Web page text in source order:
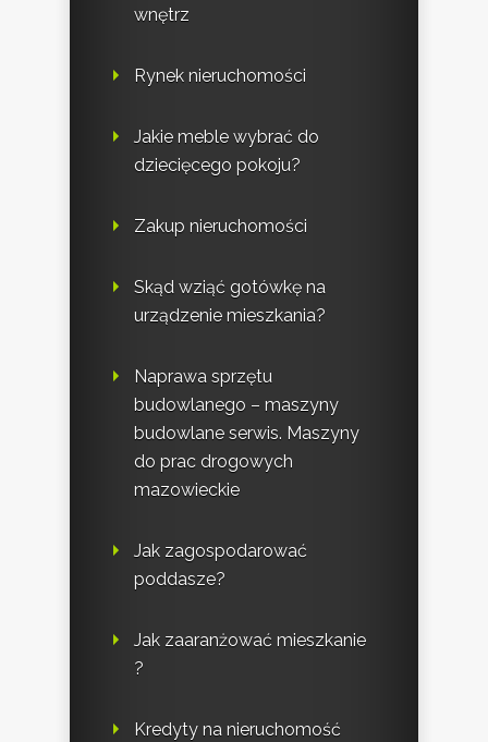
wnętrz
Rynek nieruchomości
Jakie meble wybrać do
dziecięcego pokoju?
Zakup nieruchomości
Skąd wziąć gotówkę na
urządzenie mieszkania?
Naprawa sprzętu
budowlanego – maszyny
budowlane serwis. Maszyny
do prac drogowych
mazowieckie
Jak zagospodarować
poddasze?
Jak zaaranżować mieszkanie
?
Kredyty na nieruchomość